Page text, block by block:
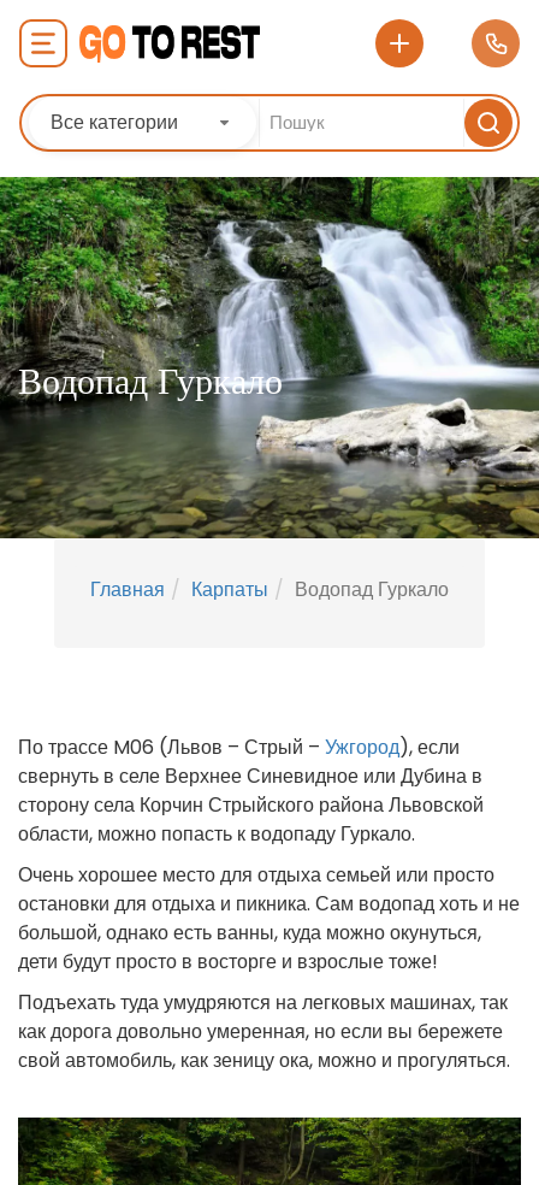
Все категории
Водопад Гуркало
Главная Карпаты Водопад Гуркало
По трассе M06 (Львов – Стрый – Ужгород), если
свернуть в селе Верхнее Синевидное или Дубина в
сторону села Корчин Стрыйского района Львовской
области, можно попасть к водопаду Гуркало.
Очень хорошее место для отдыха семьей или просто
остановки для отдыха и пикника. Сам водопад хоть и не
большой, однако есть ванны, куда можно окунуться,
дети будут просто в восторге и взрослые тоже!
Подъехать туда умудряются на легковых машинах, так
как дорога довольно умеренная, но если вы бережете
свой автомобиль, как зеницу ока, можно и прогуляться.